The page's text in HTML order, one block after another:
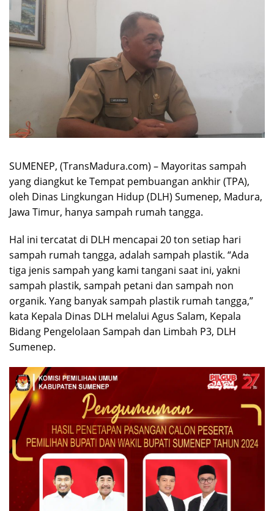
SUMENEP, (TransMadura.com) – Mayoritas sampah
yang diangkut ke Tempat pembuangan ankhir (TPA),
oleh Dinas Lingkungan Hidup (DLH) Sumenep, Madura,
Jawa Timur, hanya sampah rumah tangga.
Hal ini tercatat di DLH mencapai 20 ton setiap hari
sampah rumah tangga, adalah sampah plastik. “Ada
tiga jenis sampah yang kami tangani saat ini, yakni
sampah plastik, sampah petani dan sampah non
organik. Yang banyak sampah plastik rumah tangga,”
kata Kepala Dinas DLH melalui Agus Salam, Kepala
Bidang Pengelolaan Sampah dan Limbah P3, DLH
Sumenep.